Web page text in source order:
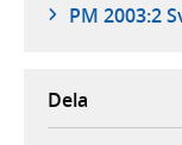
PM 2003:2
Dela